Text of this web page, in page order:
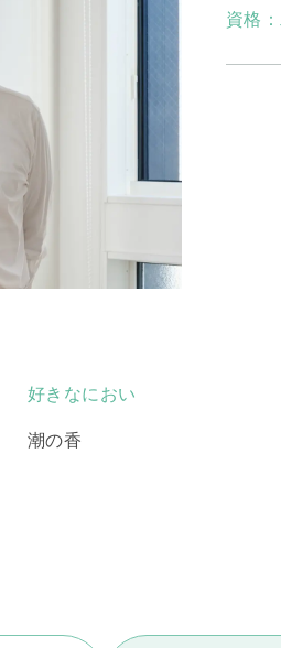
資格：
好きなにおい
潮の香